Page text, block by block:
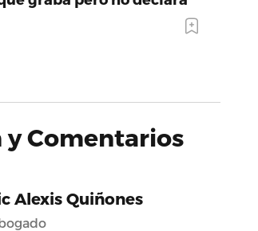
Comentarios
Alexis Quiñones